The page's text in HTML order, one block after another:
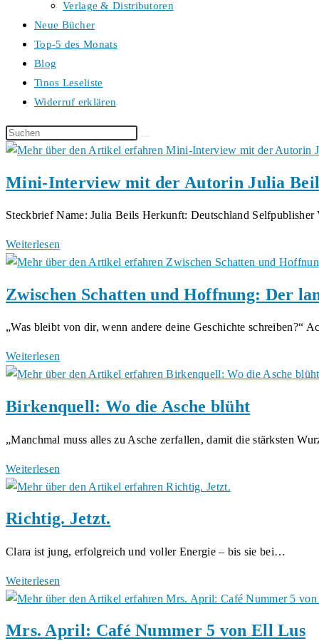
Verlage & Distributoren
Neue Bücher
Top-5 des Monats
Blog
Tinos Leseliste
Widerruf erklären
Diese
Website
Mini-Interview mit der Autorin Julia
Steckbrief Name: Julia Beils Herkunft: Deutschland
Weiterlesen
Interview
der
Julia
Zwischen Schatten und Hoffnung: Der
„Was bleibt von dir, wenn andere deine Geschichte schreiben?“
Weiterlesen
Schatten
Hoffnung:
lange
aus
Dunkelheit
Birkenquell: Wo die Asche blüht
​„Manchmal muss alles zu Asche zerfallen, damit die stärksten
Weiterlesen
Wo
Asche
Richtig. Jetzt.
Clara ist jung, erfolgreich und voller Energie – bis sie bei…
Weiterlesen
Jetzt.
Mrs. April: Café Nummer 5 von Ell Lus